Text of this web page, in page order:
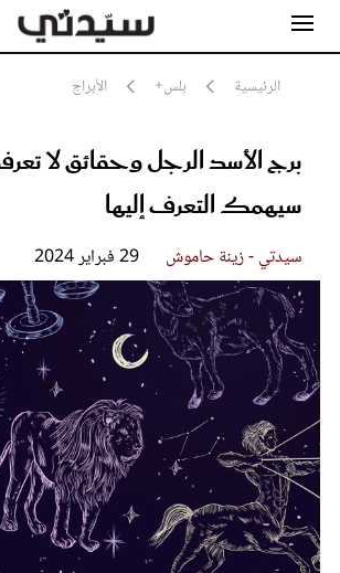
الرئيسية بلس+ الأبراج
برج الأسد الرجل وحقائق لا
سيهمك التعرف إليها
سيدتي - زينة حاموش 29 فبراير 2024
مشاهير
أناقة
جمال
سيدتي وطفلك
لايف ستايل
بلس+
فيديو
مطبخ سيدتي
مقالات الرأي
ستايل
تقارير
عروس سيدتي